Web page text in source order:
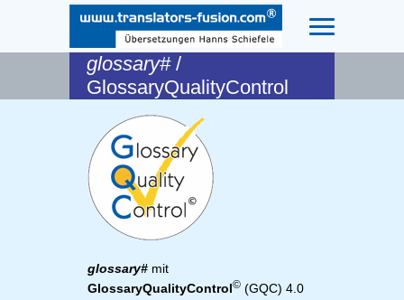
glossary#/
GlossaryQualityControl
glossary# mit
GlossaryQualityControl© (GQC) 4.0